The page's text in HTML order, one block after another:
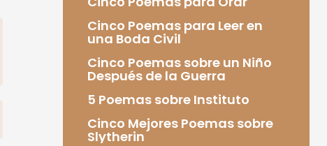
Cinco Poemas para Leer en
una Boda Civil
Cinco Poemas sobre un Niño
Después de la Guerra
5 Poemas sobre Instituto
Cinco Mejores Poemas sobre
Slytherin